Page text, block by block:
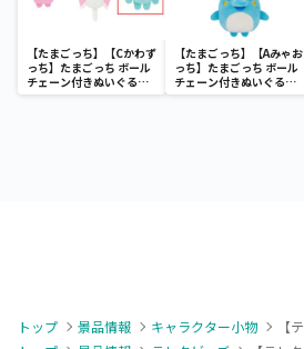
【たまごっち】【Cかわず
っち】たまごっち ボール
チェーン付きぬいぐるみ
～Tamagotchi
【たまごっち】【Aみゃお
っち】たまごっち ボール
チェーン付きぬいぐるみ
～Tamagotchi
トップ 景品情報 キャラクター小物